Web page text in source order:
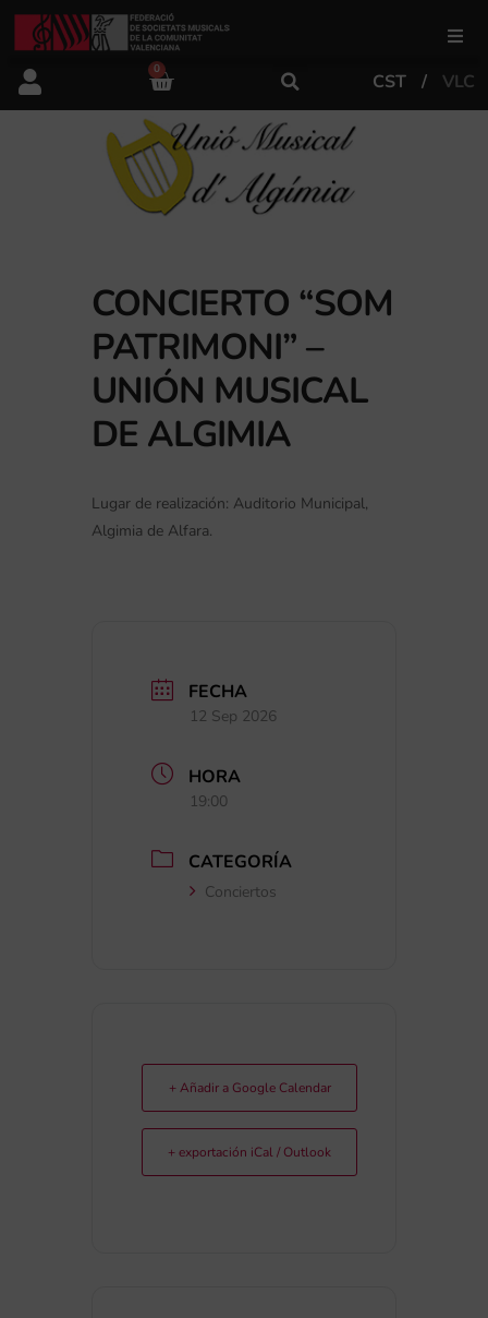
FSMCV
Áreas de gestión
Área artística
Actualidad
0
CST VLC
CONCIERTO “SOM
PATRIMONI” –
UNIÓN MUSICAL
DE ALGIMIA
Lugar de realización: Auditorio Municipal,
Algimia de Alfara.
FECHA
12 Sep 2026
HORA
19:00
CATEGORÍA
Conciertos
+ Añadir a Google Calendar
+ exportación iCal / Outlook